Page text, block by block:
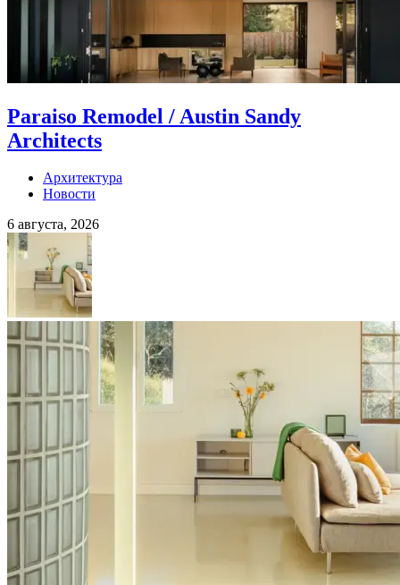
Paraiso Remodel / Austin Sandy
Architects
Архитектура
Новости
6 августа, 2026